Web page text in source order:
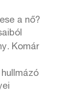
a nő?
Komár